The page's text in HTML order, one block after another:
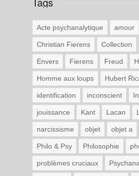
Acte psychanalytique amour
Christian Fierens Collection
Envers Fierens Freud
Homme aux loups Hubert
identification inconscient
jouissance Kant Lacan
narcissisme objet objet a
Philo & Psy Philosophie
problèmes cruciaux